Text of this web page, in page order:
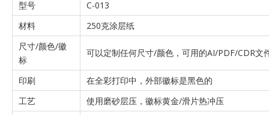
型号
C-013
材料
250克涂层纸
尺寸/颜色/徽
标
可以定制任何尺寸/颜色，可用的AI/PDF/CDR文
印刷
在全彩打印中，外部徽标是黑色的
工艺
使用磨砂层压，徽标黄金/滑片热冲压